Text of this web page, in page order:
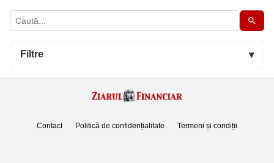
Filtre ▾
Contact Politică de confidențialitate Termeni și condiții